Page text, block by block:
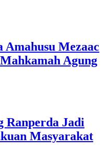
Mezaac
Agung
Ranperda Jadi
Masyarakat